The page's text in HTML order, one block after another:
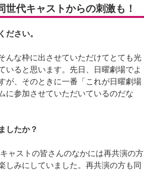
代キャストからの刺激も！
さい。
んな枠に出させていただけてとても光
いると思います。先日、日曜劇場でよ
が、そのときに一番「これが日曜劇場
に参加させていただいているのだな
したか？
ャストの皆さんのなかには再共演の方
しみにしていました。再共演の方も同